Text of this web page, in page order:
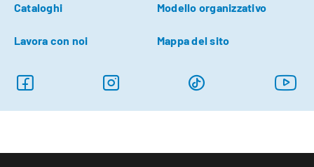
Cataloghi Modello organizzativo
Lavora con noi Mappa del sito